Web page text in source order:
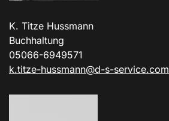
K. Titze Hussmann
Buchhaltung
05066-6949571
k.titze-hussmann@d-s-service.com